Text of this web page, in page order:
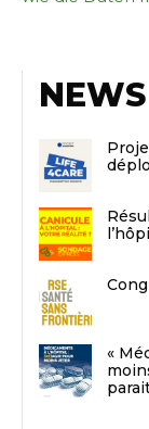
NEWS
«